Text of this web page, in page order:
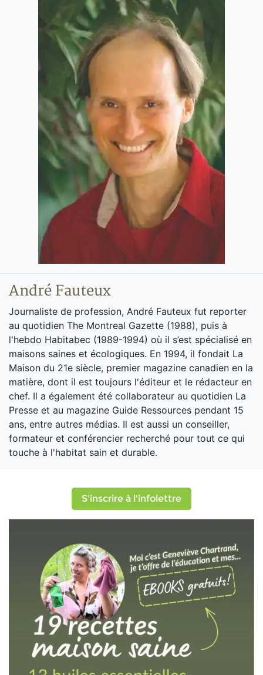
André Fauteux
Journaliste de profession, André Fauteux fut reporter
au quotidien The Montreal Gazette (1988), puis à
l'hebdo Habitabec (1989-1994) où il s’est spécialisé en
maisons saines et écologiques. En 1994, il fondait La
Maison du 21e siècle, premier magazine canadien en la
matière, dont il est toujours l'éditeur et le rédacteur en
chef. Il a également été collaborateur au quotidien La
Presse et au magazine Guide Ressources pendant 15
ans, entre autres médias. Il est aussi un conseiller,
formateur et conférencier recherché pour tout ce qui
touche à l'habitat sain et durable.
S'inscrire à l'infolettre